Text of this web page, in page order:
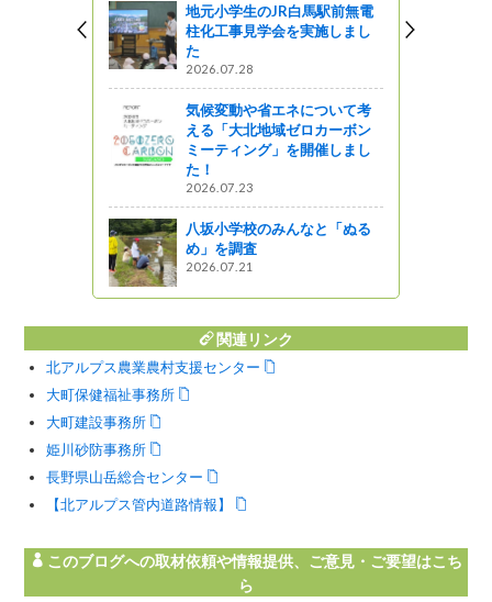
地元小学生のJR白馬駅前無電
柱化工事見学会を実施しまし
た
2026.07.28
気候変動や省エネについて考
える「大北地域ゼロカーボン
ミーティング」を開催しまし
た！
2026.07.23
八坂小学校のみんなと「ぬる
め」を調査
2026.07.21
関連リンク
北アルプス農業農村支援センター
大町保健福祉事務所
大町建設事務所
姫川砂防事務所
長野県山岳総合センター
【北アルプス管内道路情報】
このブログへの取材依頼や情報提供、ご意見・ご要望はこち
ら